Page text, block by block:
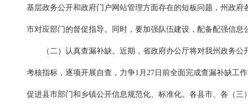
基层政务公开和政府门户网站管理方面存在的短板问题，州政
市对应部门的督促指导。同时，要加强队伍建设，配备配强信
（二）认真查漏补缺。近期，省政府办公厅将对我州政务
考核指标，逐项开展自查，力争1月27日前全面完成查漏补缺工
促进县市部门和乡镇公开信息规范化、标准化。各县市、各 （